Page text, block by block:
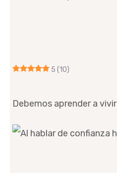
5 (10)
Debemos aprender a